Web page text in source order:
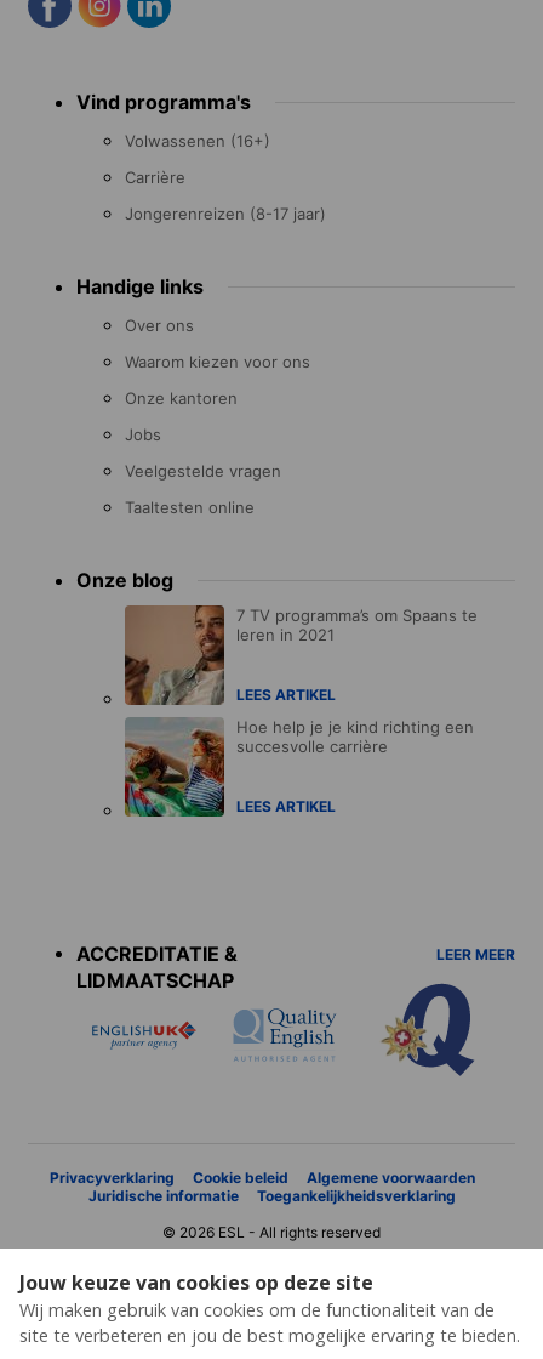
Jouw keuze van cookies op deze site
Wij maken gebruik van cookies om de functionaliteit van de
site te verbeteren en jou de best mogelijke ervaring te bieden.
menuVind programma's
Volwassenen (16+)
Carrière
Jongerenreizen (8-17 jaar)
Handige links
Over ons
Waarom kiezen voor ons
Onze kantoren
Jobs
Veelgestelde vragen
Taaltesten online
Onze blog
7 TV programma’s om Spaans te
leren in 2021
LEES ARTIKEL
Hoe help je je kind richting een
succesvolle carrière
LEES ARTIKEL
ACCREDITATIE &
LIDMAATSCHAP
LEER MEER
Privacyverklaring Cookie beleid
Algemene voorwaarden
Juridische informatie
Toegankelijkheidsverklaring
© 2026 ESL - All rights reserved